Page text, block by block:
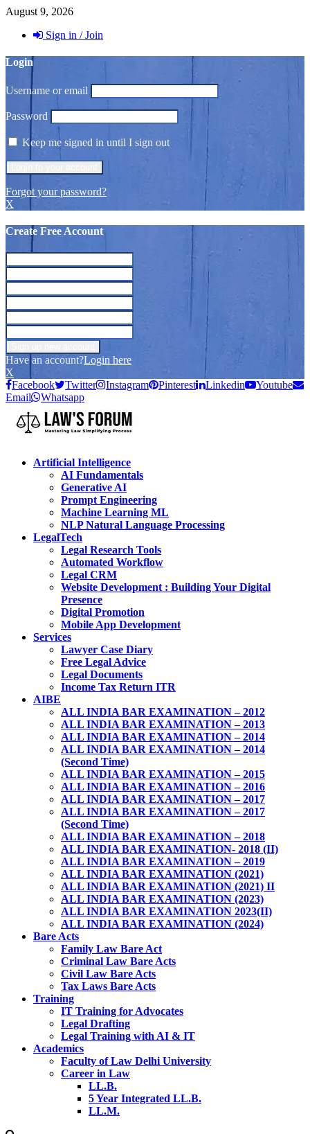
August 9, 2026
Sign in / Join
Login
Username or email
Password
Keep me signed in until I sign out
Forgot your password?
X
Create Free Account
Have an account?Login here
X
Facebook
Twitter Instagram Pinterest Linkedin
Youtube
Email
Whatsapp
Artificial Intelligence
AI Fundamentals
Generative AI
Prompt Engineering
Machine Learning ML
NLP Natural Language Processing
LegalTech
Legal Research Tools
Automated Workflow
Legal CRM
Website Development : Building Your Digital
Presence
Digital Promotion
Mobile App Development
Services
Lawyer Case Diary
Free Legal Advice
Legal Documents
Income Tax Return ITR
AIBE
ALL INDIA BAR EXAMINATION – 2012
ALL INDIA BAR EXAMINATION – 2013
ALL INDIA BAR EXAMINATION – 2014
ALL INDIA BAR EXAMINATION – 2014
(Second Time)
ALL INDIA BAR EXAMINATION – 2015
ALL INDIA BAR EXAMINATION – 2016
ALL INDIA BAR EXAMINATION – 2017
ALL INDIA BAR EXAMINATION – 2017
(Second Time)
ALL INDIA BAR EXAMINATION – 2018
ALL INDIA BAR EXAMINATION- 2018 (II)
ALL INDIA BAR EXAMINATION – 2019
ALL INDIA BAR EXAMINATION (2021)
ALL INDIA BAR EXAMINATION (2021) II
ALL INDIA BAR EXAMINATION (2023)
ALL INDIA BAR EXAMINATION 2023(II)
ALL INDIA BAR EXAMINATION (2024)
Bare Acts
Family Law Bare Act
Criminal Law Bare Acts
Civil Law Bare Acts
Tax Laws Bare Acts
Training
IT Training for Advocates
Legal Drafting
Legal Training with AI & IT
Academics
Faculty of Law Delhi University
Career in Law
LL.B.
5 Year Integrated LL.B.
LL.M.